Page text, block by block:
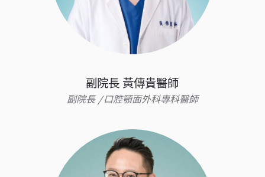
副院長 黃傳貴醫師
副院長 /口腔顎面外科專科醫師